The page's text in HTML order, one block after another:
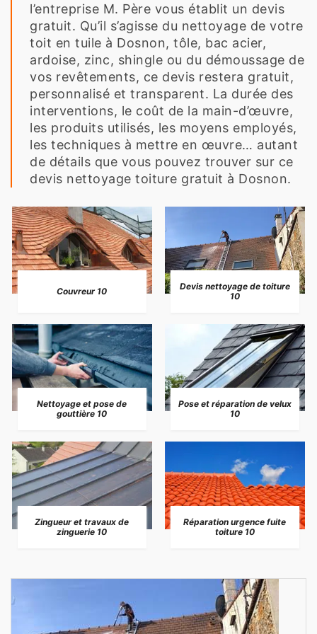
l’entreprise M. Père vous établit un devis
gratuit. Qu’il s’agisse du nettoyage de votre
toit en tuile à Dosnon, tôle, bac acier,
ardoise, zinc, shingle ou du démoussage de
vos revêtements, ce devis restera gratuit,
personnalisé et transparent. La durée des
interventions, le coût de la main-d’œuvre,
les produits utilisés, les moyens employés,
les techniques à mettre en œuvre… autant
de détails que vous pouvez trouver sur ce
devis nettoyage toiture gratuit à Dosnon.
Couvreur 10
Devis nettoyage de toiture
10
Nettoyage et pose de
gouttière 10
Pose et réparation de velux
10
Zingueur et travaux de
zinguerie 10
Réparation urgence fuite
toiture 10